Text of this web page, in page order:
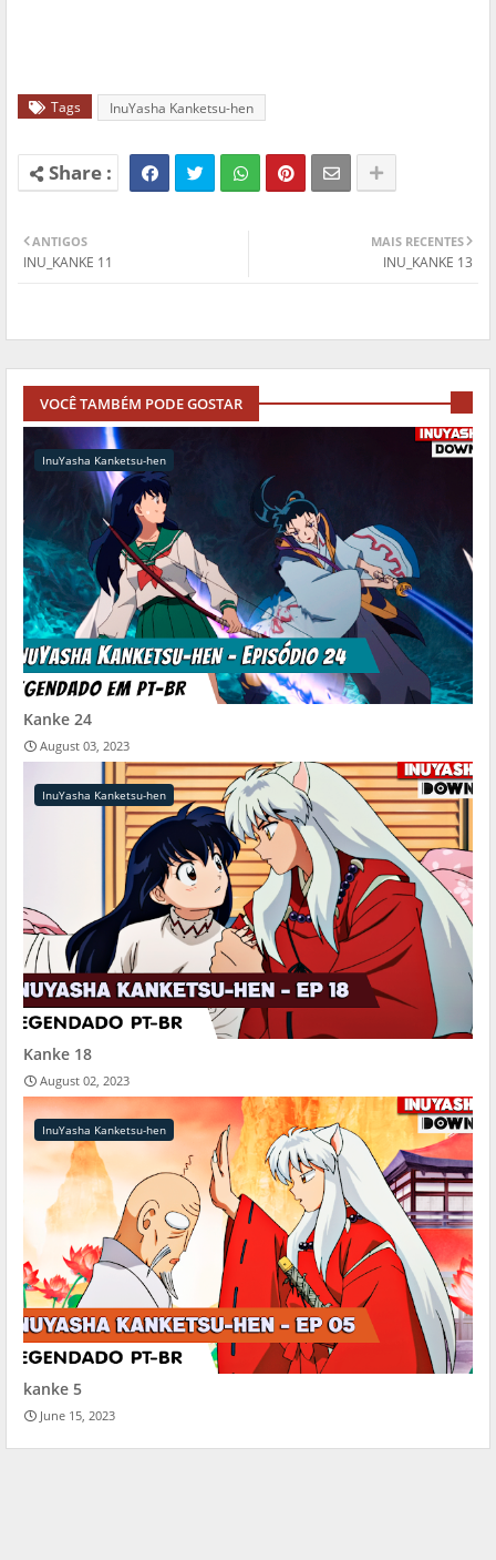
Tags InuYasha Kanketsu-hen
MAIS RECENTES
INU_KANKE 13
ANTIGOS
INU_KANKE 11
VOCÊ TAMBÉM PODE GOSTAR
InuYasha Kanketsu-hen
Kanke 24
August 03, 2023
InuYasha Kanketsu-hen
Kanke 18
August 02, 2023
InuYasha Kanketsu-hen
kanke 5
June 15, 2023